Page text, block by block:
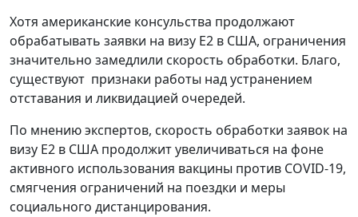
Хотя американские консульства продолжают
обрабатывать заявки на визу E2 в США, ограничения
значительно замедлили скорость обработки. Благо,
существуют признаки работы над устранением
отставания и ликвидацией очередей.
По мнению экспертов, скорость обработки заявок на
визу E2 в США продолжит увеличиваться на фоне
активного использования вакцины против COVID-19,
смягчения ограничений на поездки и меры
социального дистанцирования.